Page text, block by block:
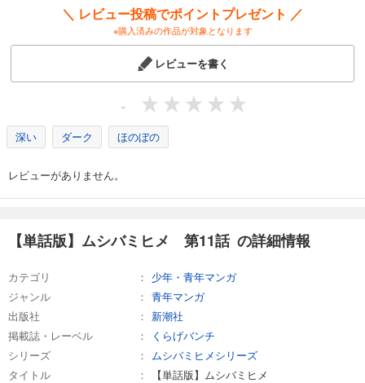
あらすじを表示する
【単話版】ムシバミヒメ 第24話
あらすじを表示する
【単話版】ムシバミヒメ 第26話
132
＼ レビュー投稿でポイントプレゼント ／
※購入済みの作品が対象となります
レビューを書く
-
深い ダーク ほのぼの
レビューがありません。
【単話版】ムシバミヒメ 第11話 の詳細情報
カテゴリ
少年・青年マンガ
ジャンル
青年マンガ
出版社
新潮社
掲載誌・レーベル
くらげバンチ
シリーズ
ムシバミヒメシリーズ
タイトル
【単話版】ムシバミヒメ